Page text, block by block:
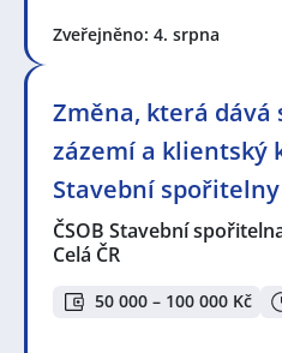
Zveřejněno: 4. srpna
Změna, která dává
zázemí a klientský
Stavební spořitelny
ČSOB Stavební
Celá ČR
50 000 – 100 000 Kč